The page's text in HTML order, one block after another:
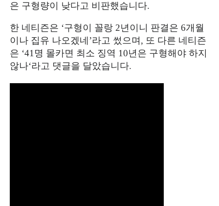
은 구형량이 낮다고 비판했습니다.
한 네티즌은 ‘구형이 꼴랑 2년이니 판결은 6개월
이나 집유 나오겠네 ’라고 썼으며 , 또 다른 네티즌
은 ‘41명 몰카면 최소 징역 10년은 구형해야 하지
않나‘라고 댓글을 달았습니다.